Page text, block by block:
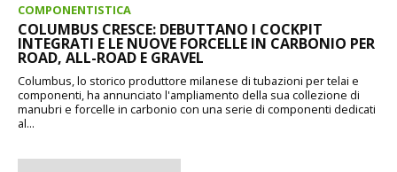
COMPONENTISTICA
COLUMBUS CRESCE: DEBUTTANO I COCKPIT
INTEGRATI E LE NUOVE FORCELLE IN CARBONIO PER
ROAD, ALL-ROAD E GRAVEL
Columbus, lo storico produttore milanese di tubazioni per telai e
componenti, ha annunciato l'ampliamento della sua collezione di
manubri e forcelle in carbonio con una serie di componenti dedicati
al...